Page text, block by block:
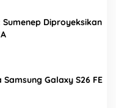
Diproyeksikan
Galaxy S26 FE